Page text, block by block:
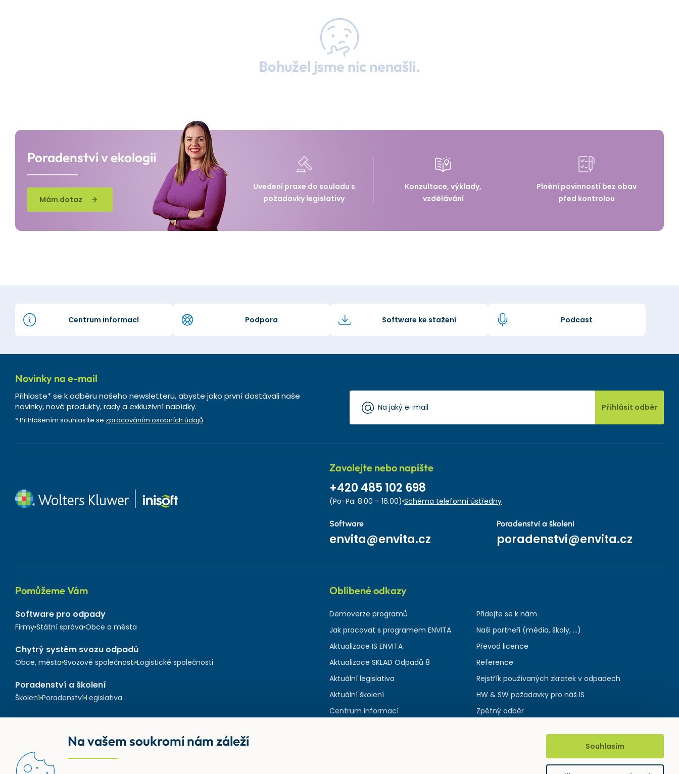
Bohužel jsme nic nenašli.
Poradenství v ekologii
Mám dotaz
Uvedení praxe do souladu s
požadavky legislativy
Konzultace, výklady,
vzdělávání
Plnění povinností bez obav
před kontrolou
Centrum informací Podpora Software ke stažení Podcast
Novinky na e-mail
Přihlaste* se k odběru našeho newsletteru, abyste jako první dostávali naše
novinky, nové produkty, rady a exkluzivní nabídky.
* Přihlášením souhlasíte se zpracováním osobních údajů.
Přihlásit odběr
Zavolejte nebo napište
+420 485 102 698
(Po-Pa: 8.00 – 16.00) Schéma telefonní ústředny
Software
envita@envita.cz
Poradenství a školení
poradenstvi@envita.cz
Pomůžeme Vám
Software pro odpady
Firmy Státní správa Obce a města
Chytrý systém svozu odpadů
Obce, města Svozové společnosti Logistické společnosti
Poradenství a školení
Školení Poradenství Legislativa
Oblíbené odkazy
Demoverze programů
Jak pracovat s programem ENVITA
Aktualizace IS ENVITA
Aktualizace SKLAD Odpadů 8
Aktuální legislativa
Aktuální školení
Centrum informací
Přidejte se k nám
Naši partneři (média, školy, ...)
Převod licence
Reference
Rejstřík používaných zkratek v odpadech
HW & SW požadavky pro náš IS
Zpětný odběr
Na vašem soukromí nám záleží Souhlasím